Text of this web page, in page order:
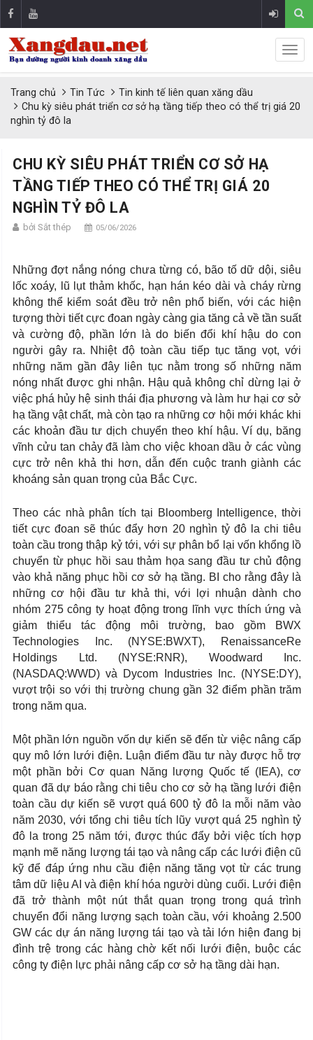
Trang chủ Tin Tức
Tin kinh tế liên quan xăng dầu
Chu kỳ siêu phát triển cơ sở hạ tầng tiếp theo có thể trị giá 20
nghìn tỷ đô la
CHU KỲ SIÊU PHÁT TRIỂN CƠ SỞ HẠ
TẦNG TIẾP THEO CÓ THỂ TRỊ GIÁ 20
NGHÌN TỶ ĐÔ LA
bởi Sắt thép 05/06/2026
Những đợt nắng nóng chưa từng có, bão tố dữ dội, siêu
lốc xoáy, lũ lụt thảm khốc, hạn hán kéo dài và cháy rừng
không thể kiểm soát đều trở nên phổ biến, với các hiện
tượng thời tiết cực đoan ngày càng gia tăng cả về tần suất
và cường độ, phần lớn là do biến đổi khí hậu do con
người gây ra. Nhiệt độ toàn cầu tiếp tục tăng vọt, với
những năm gần đây liên tục nằm trong số những năm
nóng nhất được ghi nhận. Hậu quả không chỉ dừng lại ở
việc phá hủy hệ sinh thái địa phương và làm hư hại cơ sở
hạ tầng vật chất, mà còn tạo ra những cơ hội mới khác khi
các khoản đầu tư dịch chuyển theo khí hậu. Ví dụ, băng
vĩnh cửu tan chảy đã làm cho việc khoan dầu ở các vùng
cực trở nên khả thi hơn, dẫn đến cuộc tranh giành các
khoáng sản quan trọng của Bắc Cực.
Theo các nhà phân tích tại Bloomberg Intelligence, thời
tiết cực đoan sẽ thúc đẩy hơn 20 nghìn tỷ đô la chi tiêu
toàn cầu trong thập kỷ tới, với sự phân bổ lại vốn khổng lồ
chuyển từ phục hồi sau thảm họa sang đầu tư chủ động
vào khả năng phục hồi cơ sở hạ tầng. BI cho rằng đây là
những cơ hội đầu tư khả thi, với lợi nhuận dành cho
nhóm 275 công ty hoạt động trong lĩnh vực thích ứng và
giảm thiểu tác động môi trường, bao gồm BWX
Technologies Inc. (NYSE:BWXT), RenaissanceRe
Holdings Ltd. (NYSE:RNR), Woodward Inc.
(NASDAQ:WWD) và Dycom Industries Inc. (NYSE:DY),
vượt trội so với thị trường chung gần 32 điểm phần trăm
trong năm qua.
Một phần lớn nguồn vốn dự kiến sẽ đến từ việc nâng cấp
quy mô lớn lưới điện. Luận điểm đầu tư này được hỗ trợ
một phần bởi Cơ quan Năng lượng Quốc tế (IEA), cơ
quan đã dự báo rằng chi tiêu cho cơ sở hạ tầng lưới điện
toàn cầu dự kiến sẽ vượt quá 600 tỷ đô la mỗi năm vào
năm 2030, với tổng chi tiêu tích lũy vượt quá 25 nghìn tỷ
đô la trong 25 năm tới, được thúc đẩy bởi việc tích hợp
mạnh mẽ năng lượng tái tạo và nâng cấp các lưới điện cũ
kỹ để đáp ứng nhu cầu điện năng tăng vọt từ các trung
tâm dữ liệu AI và điện khí hóa người dùng cuối. Lưới điện
đã trở thành một nút thắt quan trọng trong quá trình
chuyển đổi năng lượng sạch toàn cầu, với khoảng 2.500
GW các dự án năng lượng tái tạo và tải lớn hiện đang bị
đình trệ trong các hàng chờ kết nối lưới điện, buộc các
công ty điện lực phải nâng cấp cơ sở hạ tầng dài hạn.